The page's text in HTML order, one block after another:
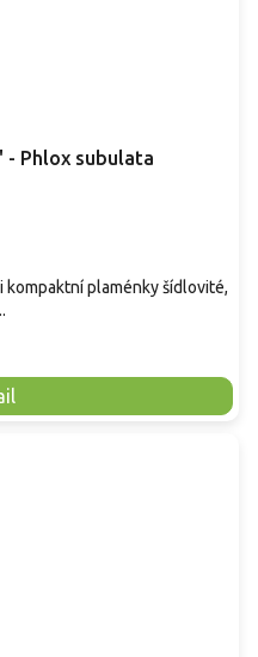
- Phlox subulata
plaménky šídlovité,